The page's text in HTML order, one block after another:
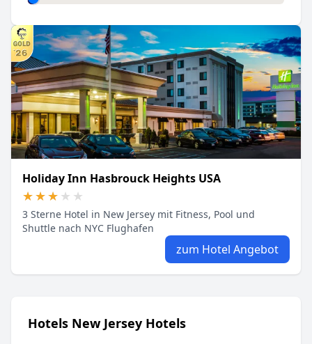
Holiday Inn Hasbrouck Heights USA
★★★★★
★★★★★
3 Sterne Hotel in New Jersey mit Fitness, Pool und
Shuttle nach NYC Flughafen
zum Hotel Angebot
Hotels New Jersey Hotels